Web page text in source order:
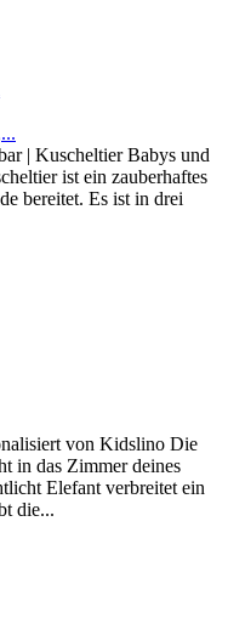
| Kuscheltier Babys und
ist ein zauberhaftes
bereitet. Es ist in drei
von Kidslino Die
in das Zimmer deines
Elefant verbreitet ein
die...